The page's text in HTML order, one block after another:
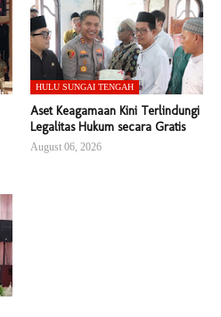
HULU SUNGAI TENGAH
Aset Keagamaan Kini Terlindungi
Legalitas Hukum secara Gratis
August 06, 2026